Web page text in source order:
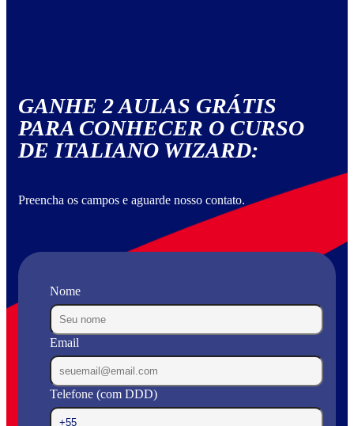
GANHE 2 AULAS GRÁTIS
PARA CONHECER O CURSO
DE ITALIANO WIZARD:
Preencha os campos e aguarde nosso contato.
Nome
Email
Telefone (com DDD)